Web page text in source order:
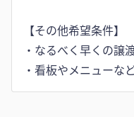
【その他希望条件】
・なるべく早くの譲
・看板やメニューな